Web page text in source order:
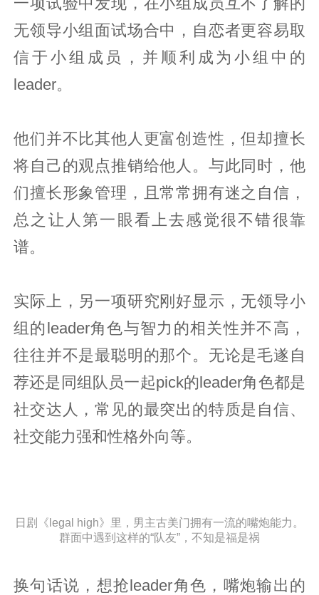
一项试验中发现，在小组成员互不了解的
无领导小组面试场合中，自恋者更容易取
信于小组成员，并顺利成为小组中的
leader。
他们并不比其他人更富创造性，但却擅长
将自己的观点推销给他人。与此同时，他
们擅长形象管理，且常常拥有迷之自信，
总之让人第一眼看上去感觉很不错很靠
谱。
实际上，另一项研究刚好显示，无领导小
组的leader角色与智力的相关性并不高，
往往并不是最聪明的那个。无论是毛遂自
荐还是同组队员一起pick的leader角色都是
社交达人，常见的最突出的特质是自信、
社交能力强和性格外向等。
日剧《legal high》里，男主古美门拥有一流的嘴炮能力。
群面中遇到这样的“队友”，不知是福是祸
换句话说，想抢leader角色，嘴炮输出的